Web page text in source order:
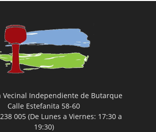
Vecinal Independiente de Butarque
Calle Estefanita 58-60
005 (De Lunes a Viernes: 17:30 a
19:30)